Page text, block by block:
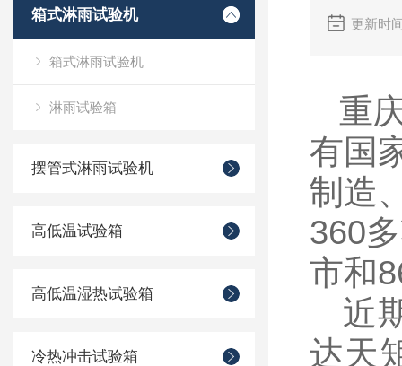
箱式淋雨试验机
箱式淋雨试验机
淋雨试验箱
摆管式淋雨试验机
高低温试验箱
高低温湿热试验箱
冷热冲击试验箱
更新时
重
有国
制造
360
市和
近
达天